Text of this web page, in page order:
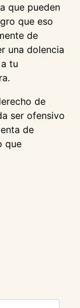
que pueden
que eso
de
una dolencia
tu
de
ser ofensivo
de
que